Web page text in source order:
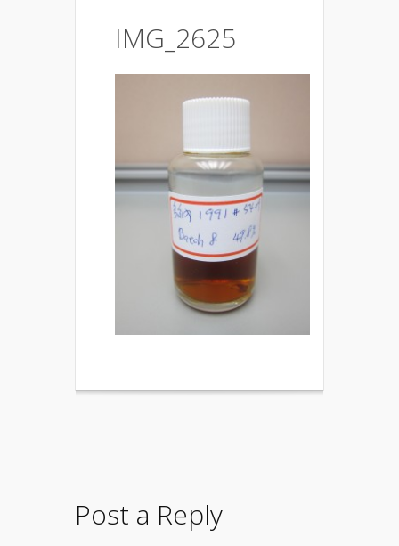
IMG_2625
Post a Reply